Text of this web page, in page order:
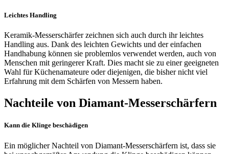
Leichtes Handling
Keramik-Messerschärfer zeichnen sich auch durch ihr leichtes
Handling aus. Dank des leichten Gewichts und der einfachen
Handhabung können sie problemlos verwendet werden, auch von
Menschen mit geringerer Kraft. Dies macht sie zu einer geeigneten
Wahl für Küchenamateure oder diejenigen, die bisher nicht viel
Erfahrung mit dem Schärfen von Messern haben.
Nachteile von Diamant-Messerschärfern
Kann die Klinge beschädigen
Ein möglicher Nachteil von Diamant-Messerschärfern ist, dass sie